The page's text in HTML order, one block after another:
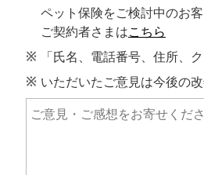
ペット保険をご検討中のお
ご契約者さまはこちら
「氏名、電話番号、住所、
いただいたご意見は今後の